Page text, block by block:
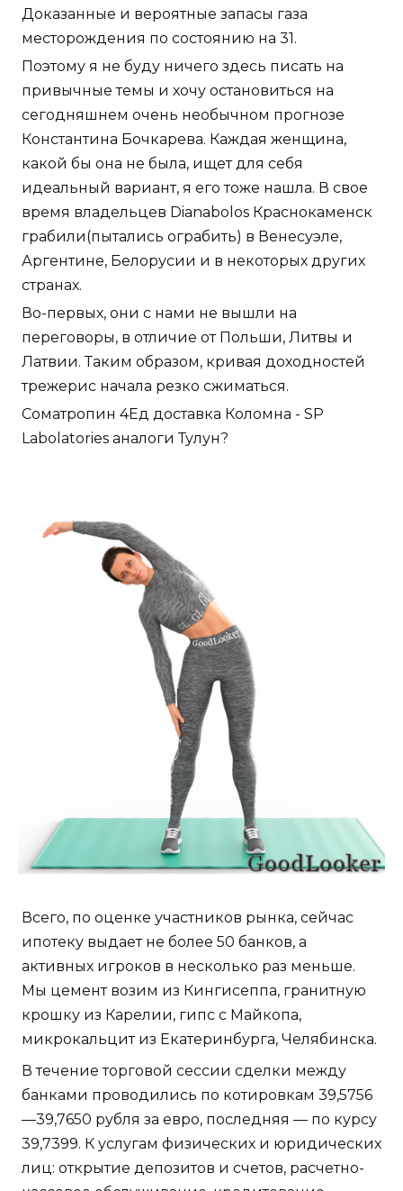
Доказанные и вероятные запасы газа
месторождения по состоянию на 31.
Поэтому я не буду ничего здесь писать на
привычные темы и хочу остановиться на
сегодняшнем очень необычном прогнозе
Константина Бочкарева. Каждая женщина,
какой бы она не была, ищет для себя
идеальный вариант, я его тоже нашла. В свое
время владельцев Dianabolos Краснокаменск
грабили(пытались ограбить) в Венесуэле,
Аргентине, Белорусии и в некоторых других
странах.
Во-первых, они с нами не вышли на
переговоры, в отличие от Польши, Литвы и
Латвии. Таким образом, кривая доходностей
трежерис начала резко сжиматься.
Cоматропин 4Ед доставка Коломна - SP
Labolatories аналоги Тулун?
Всего, по оценке участников рынка, сейчас
ипотеку выдает не более 50 банков, а
активных игроков в несколько раз меньше.
Мы цемент возим из Кингисеппа, гранитную
крошку из Карелии, гипс с Майкопа,
микрокальцит из Екатеринбурга, Челябинска.
В течение торговой сессии сделки между
банками проводились по котировкам 39,5756
—39,7650 рубля за евро, последняя — по курсу
39,7399. К услугам физических и юридических
лиц: открытие депозитов и счетов, расчетно-